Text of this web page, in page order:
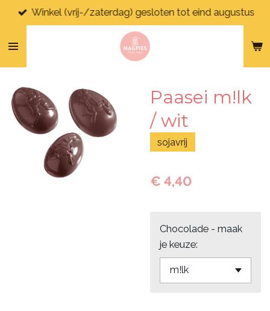
direct
naar
Winkel (vrij-/zaterdag) gesloten tot eind augustus
Paasei m!lk
/ wit
sojavrij
€ 4,40
Chocolade - maak
je keuze: